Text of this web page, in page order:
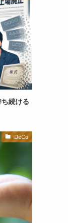
ち続ける
iDeCo